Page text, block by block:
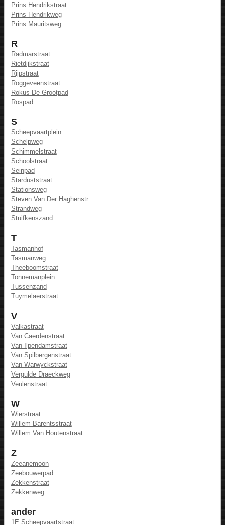
Prins Hendrikstraat
Prins Hendrikweg
Prins Mauritsweg
R
Radmarstraat
Rietdijkstraat
Rijpstraat
Roggeveenstraat
Rokus De Grootpad
Rospad
S
Scheepvaartplein
Schelpweg
Schimmelstraat
Schoolstraat
Seinpad
Starduststraat
Stationsweg
Steven Van Der Haghenstr
Strandweg
Stuifkenszand
T
Tasmanhof
Tasmanweg
Theeboomstraat
Tonnemanplein
Tussenzand
Tuymelaerstraat
V
Valkastraat
Van Caerdenstraat
Van Ilpendamstraat
Van Spilbergenstraat
Van Warwyckstraat
Vergulde Draeckweg
Veulenstraat
W
Wierstraat
Willem Barentsstraat
Willem Van Houtenstraat
Z
Zeeanemoon
Zeebouwerpad
Zekkenstraat
Zekkenweg
ander
1E Scheepvaartstraat